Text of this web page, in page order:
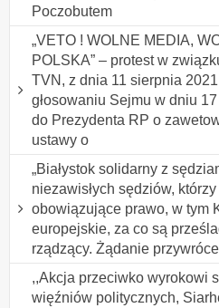
Poczobutem
„VETO ! WOLNE MEDIA,
POLSKA” – protest w
TVN, z dnia 11 sierpnia
głosowaniu Sejmu w dniu
do Prezydenta RP o
ustawy o
„Białystok solidarny z
niezawisłych sędziów,
obowiązujące prawo, w tym
europejskie, za co są
rządzący. Żądanie
,,Akcja przeciwko wyrokowi
więźniów politycznych,